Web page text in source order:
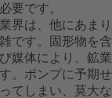
要です。
界は、他にあまり
です。固形物を含
媒体により、鉱業
。ポンプに予期せ
てしまい、莫大な